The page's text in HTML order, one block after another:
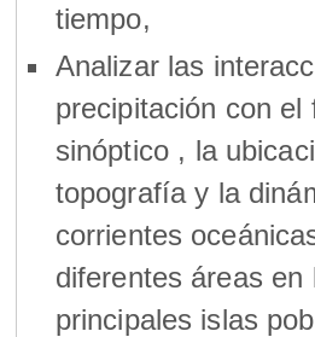
tiempo,
Analizar las
precipitación con el
sinóptico , la
topografía y la
corrientes
diferentes áreas en
principales islas